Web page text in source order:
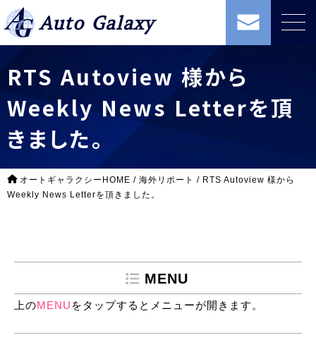
Auto Galaxy
RTS Autoview 様から
Weekly News Letterを頂
きました。
オートギャラクシーHOME / 海外リポート / RTS Autoview 様から
Weekly News Letterを頂きました。
MENU
上のMENU をタップするとメニューが開きます。